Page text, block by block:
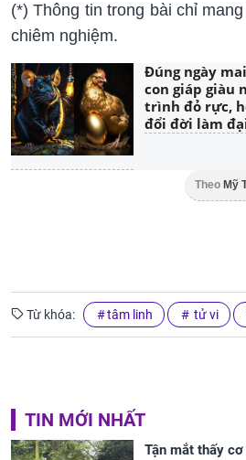
(*) Thông tin trong bài chỉ
chiêm nghiệm.
Đúng ngày
con giáp giàu
trình đỏ rực,
đổi đời làm
Theo Mỹ
Từ khóa: tâm linh tử vi
TIN MỚI NHẤT
Tận mắt thấy